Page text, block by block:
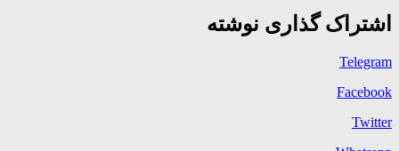
اشتراک گذاری نوشته
Telegram
Facebook
Twitter